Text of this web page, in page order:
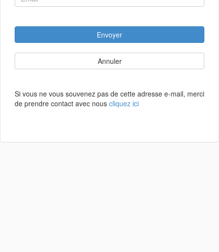
Envoyer
Annuler
Si vous ne vous souvenez pas de cette adresse e-mail, merci
de prendre contact avec nous cliquez ici